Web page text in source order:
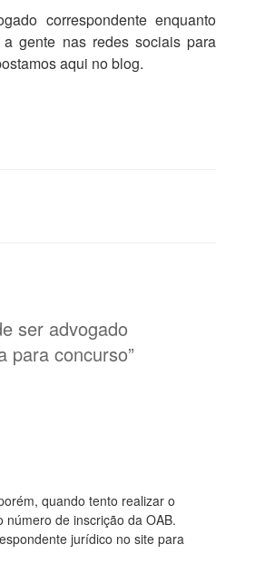
correspondente enquanto
gente nas redes sociais para
aqui no blog.
ser advogado
para concurso”
quando tento realizar o
de inscrição da OAB.
jurídico no site para